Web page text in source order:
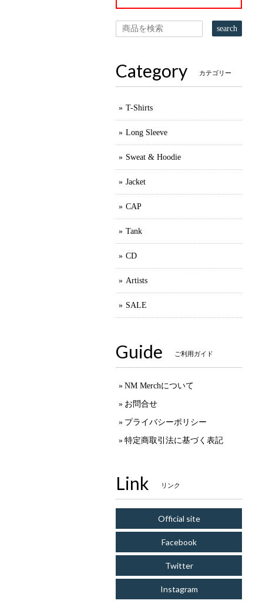
search
Category カテゴリー
T-Shirts
Long Sleeve
Sweat & Hoodie
Jacket
CAP
Tank
CD
Artists
SALE
Guide ご利用ガイド
NM Merchについて
お問合せ
プライバシーポリシー
特定商取引法に基づく表記
Link リンク
Official site
Facebook
Twitter
Instagram